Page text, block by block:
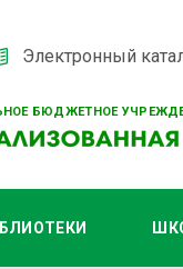
БЮДЖЕТНОЕ
Электронный